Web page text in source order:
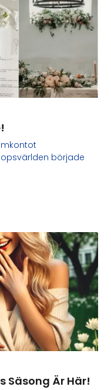
började
Säsong Är Här!